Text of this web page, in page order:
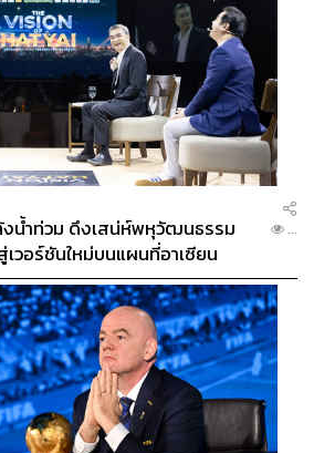
น้ำท่วม ดึงเสน่ห์พหุวัฒนธรรม
วอร์ชันใหม่บนแผนที่อาเซียน
...